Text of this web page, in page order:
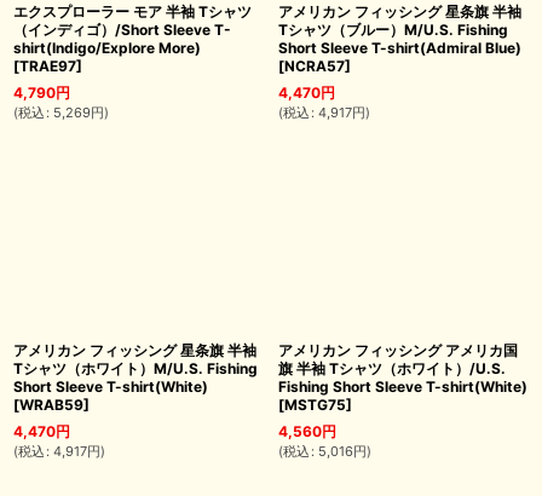
エクスプローラー モア 半袖 Tシャツ
（インディゴ）/Short Sleeve T-
shirt(Indigo/Explore More)
[TRAE97]
4,790円
(税込 : 5,269円)
アメリカン フィッシング 星条旗 半袖
Tシャツ（ブルー）M/U.S. Fishing
Short Sleeve T-shirt(Admiral Blue)
[NCRA57]
4,470円
(税込 : 4,917円)
アメリカン フィッシング 星条旗 半袖
Tシャツ（ホワイト）M/U.S. Fishing
Short Sleeve T-shirt(White)
[WRAB59]
4,470円
(税込 : 4,917円)
アメリカン フィッシング アメリカ国
旗 半袖 Tシャツ（ホワイト）/U.S.
Fishing Short Sleeve T-shirt(White)
[MSTG75]
4,560円
(税込 : 5,016円)